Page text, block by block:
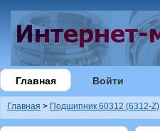
Главная Войти
Главная > Подшипник 60312 (6312-Z)